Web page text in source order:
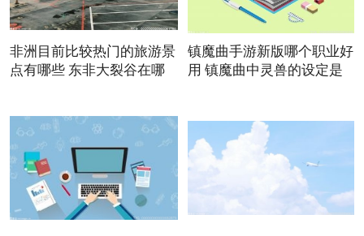
非洲目前比较热门的旅游景
点有哪些 东非大裂谷在哪
镇魔曲手游新版哪个职业好
用 镇魔曲中灵兽的设定是